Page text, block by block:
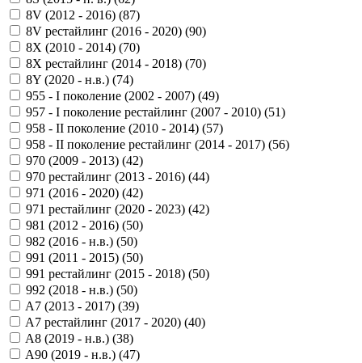
8V (2012 - 2016) (87)
8V рестайлинг (2016 - 2020) (90)
8X (2010 - 2014) (70)
8X рестайлинг (2014 - 2018) (70)
8Y (2020 - н.в.) (74)
955 - I поколение (2002 - 2007) (49)
957 - I поколение рестайлинг (2007 - 2010) (51)
958 - II поколение (2010 - 2014) (57)
958 - II поколение рестайлинг (2014 - 2017) (56)
970 (2009 - 2013) (42)
970 рестайлинг (2013 - 2016) (44)
971 (2016 - 2020) (42)
971 рестайлинг (2020 - 2023) (42)
981 (2012 - 2016) (50)
982 (2016 - н.в.) (50)
991 (2011 - 2015) (50)
991 рестайлинг (2015 - 2018) (50)
992 (2018 - н.в.) (50)
A7 (2013 - 2017) (39)
A7 рестайлинг (2017 - 2020) (40)
A8 (2019 - н.в.) (38)
A90 (2019 - н.в.) (47)